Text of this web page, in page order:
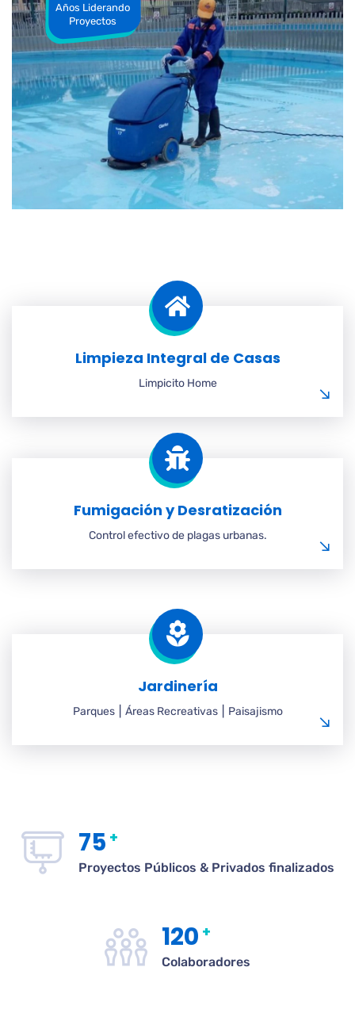
Años Liderando
Proyectos
Limpieza Integral de Casas
Limpicito Home
Fumigación y Desratización
Control efectivo de plagas urbanas.
Jardinería
Parques ⎮ Áreas Recreativas ⎮ Paisajismo
75 +
Proyectos Públicos & Privados finalizados
120 +
Colaboradores